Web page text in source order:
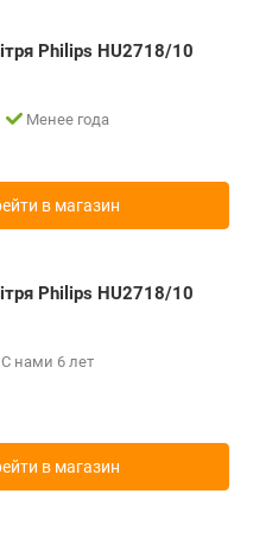
Philips HU2718/10
Менее года
в магазин
Philips HU2718/10
С нами 6 лет
в магазин